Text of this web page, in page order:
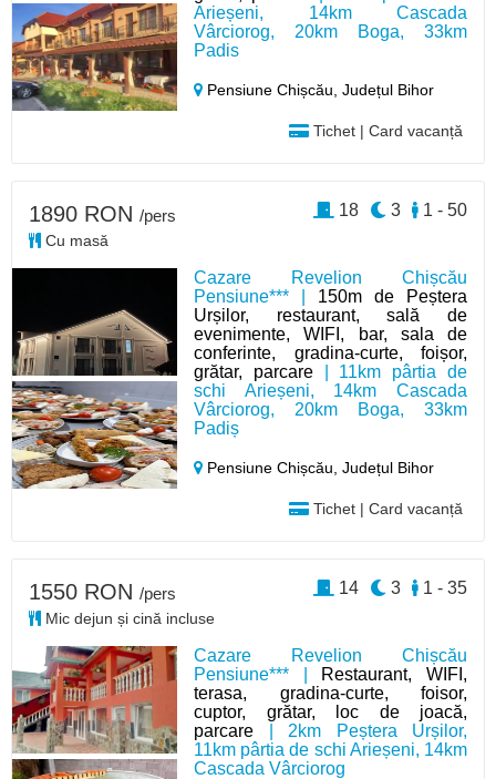
Arieșeni, 14km Cascada
Vârciorog, 20km Boga, 33km
Padis
Pensiune Chișcău,Județul Bihor
Tichet | Card vacanță
Cazare Revelion Chișcău
Pensiune*** | 150m de Peștera
Urșilor, restaurant, sală de
evenimente, WIFI, bar, sala de
conferinte, gradina-curte, foișor,
grătar, parcare| 11km pârtia de
schi Arieșeni, 14km Cascada
Vârciorog, 20km Boga, 33km
Padiș
Pensiune Chișcău,Județul Bihor
Tichet | Card vacanță
1890 RON /pers
Cu masă
1 - 50
3
18
Cazare Revelion Chișcău
Pensiune*** | Restaurant, WIFI,
terasa, gradina-curte, foisor,
cuptor, grătar, loc de joacă,
parcare | 2km Peștera Urșilor,
11km pârtia de schi Arieșeni, 14km
Cascada Vârciorog
1550 RON /pers
Mic dejun și cină incluse
1 - 35
3
14